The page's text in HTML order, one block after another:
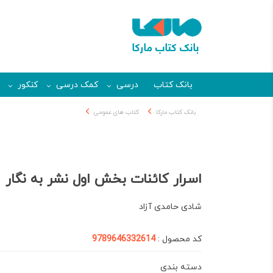
بانک کتاب درسی کمک درسی کنکور
بانک کتاب مارکا کتاب های عمومی
اسرار کائنات بخش اول نشر به نگار
شادی حامدی آزاد
کد محصول :9789646332614
دسته بندی